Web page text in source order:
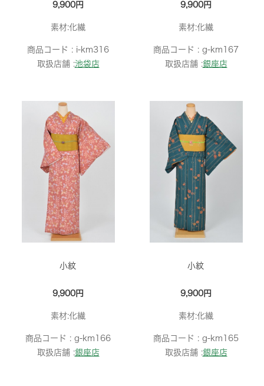
9,900円
素材:化繊
商品コード : i-km316
取扱店舗 :池袋店
9,900円
素材:化繊
商品コード : g-km167
取扱店舗 :銀座店
小紋
9,900円
素材:化繊
商品コード : g-km166
取扱店舗 :銀座店
小紋
9,900円
素材:化繊
商品コード : g-km165
取扱店舗 :銀座店